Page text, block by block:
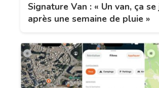
Signature Van : « Un van, ça se
après une semaine de pluie »